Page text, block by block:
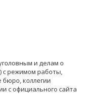
и делам о
с режимом работы,
бюро, коллегии
с официального сайта